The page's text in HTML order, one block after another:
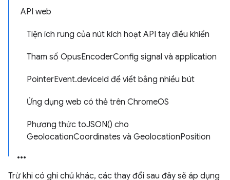
API web
Tiện ích rung của nút kích hoạt API tay điều khiển
Tham số OpusEncoderConfig signal và application
PointerEvent.deviceId để viết bằng nhiều bút
Ứng dụng web có thẻ trên ChromeOS
Phương thức toJSON() cho
GeolocationCoordinates và GeolocationPosition
Trừ khi có ghi chú khác, các thay đổi sau đây sẽ áp dụng